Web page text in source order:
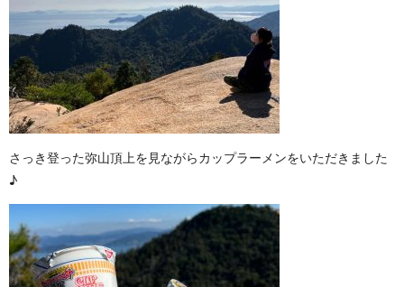
さっき登った弥山頂上を見ながらカップラーメンをいただきました
♪